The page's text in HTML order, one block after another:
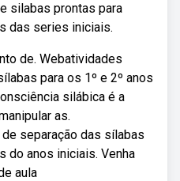
silabas prontas para
das series iniciais.
de. Webatividades
para os 1º e 2º anos
silábica é a
as.
separação das sílabas
do anos iniciais. Venha
aula